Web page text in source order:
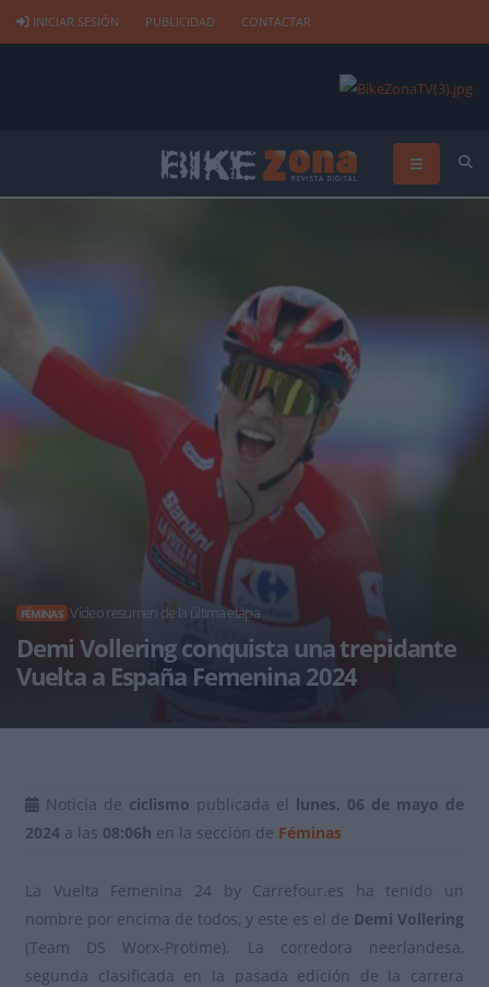
INICIAR SESIÓN PUBLICIDAD CONTACTAR
FÉMINAS Vídeo resumen de la última etapa
Demi Vollering conquista una trepidante
Vuelta a España Femenina 2024
Noticia de ciclismo publicada el lunes, 06 de mayo de
2024 a las 08:06h en la sección de Féminas
La Vuelta Femenina 24 by Carrefour.es ha tenido un
nombre por encima de todos, y este es el de Demi Vollering
(Team DS Worx-Protime). La corredora neerlandesa,
segunda clasificada en la pasada edición de la carrera